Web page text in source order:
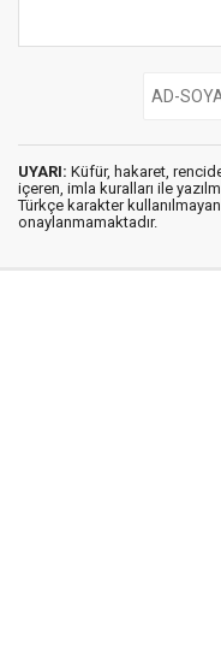
UYARI: Küfür, hakaret,
içeren, imla kuralları ile
Türkçe karakter
onaylanmamaktadır.